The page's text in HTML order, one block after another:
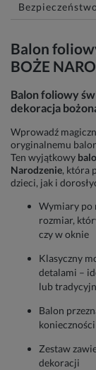
Balon
BOŻE
Balon foliowy
dekoracja
Wprowadź
oryginalnemu
Ten wyjątkowy
Narodzenie, która
dzieci, jak i
Wymiary po
rozmiar,
czy w oknie
Klasyczny
detalami –
lub
Balon
Zestaw
dekoracji